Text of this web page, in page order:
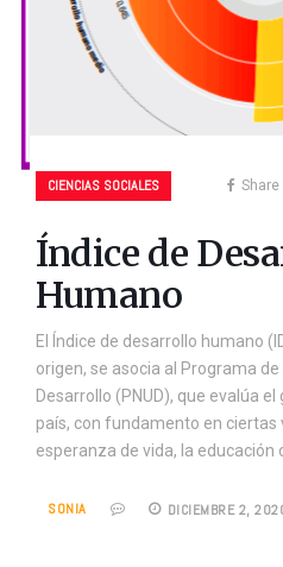
CIENCIAS SOCIALES Share
Índice de
Humano
El Índice de desarrollo humano
origen, se asocia al Programa de
Desarrollo (PNUD), que evalúa
país, con fundamento en ciertas
esperanza de vida, la educación
SONIA DICIEMBRE 2,